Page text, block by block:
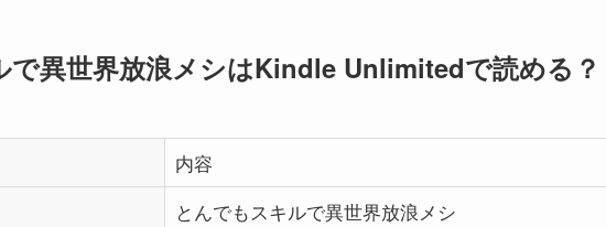
で異世界放浪メシはKindle Unlimitedで読める？
内容
とんでもスキルで異世界放浪メシ